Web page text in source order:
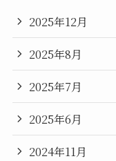
2025年12月
2025年8月
2025年7月
2025年6月
2024年11月